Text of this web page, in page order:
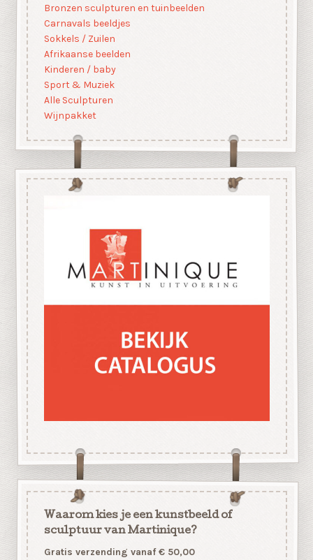
Bronzen sculpturen en tuinbeelden
Carnavals beeldjes
Sokkels / Zuilen
Afrikaanse beelden
Kinderen / baby
Sport & Muziek
Alle Sculpturen
Wijnpakket
Waarom kies je een kunstbeeld of
sculptuur van Martinique?
Gratis verzending vanaf € 50,00